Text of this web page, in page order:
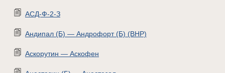
АСД-Ф-2-З
Андипал (Б) — Андрофорт (Б) (ВНР)
Аскорутин — Аскофен